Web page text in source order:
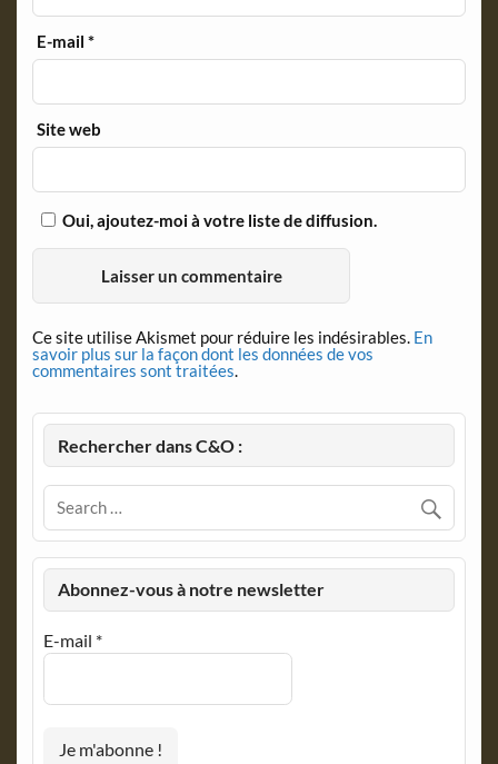
E-mail*
Site web
Oui, ajoutez-moi à votre liste de diffusion.
Ce site utilise Akismet pour réduire les indésirables. En
savoir plus sur la façon dont les données de vos
commentaires sont traitées.
Rechercher dans C&O :
Abonnez-vous à notre newsletter
E-mail *